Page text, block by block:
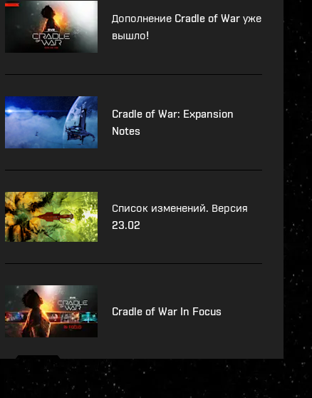
Дополнение Cradle of War уже
вышло!
Cradle of War: Expansion
Notes
Список изменений. Версия
23.02
Cradle of War In Focus